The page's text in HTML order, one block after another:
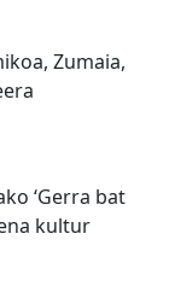
Zumaia,
‘Gerra bat
kultur